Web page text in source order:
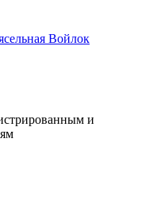
Войлок
и